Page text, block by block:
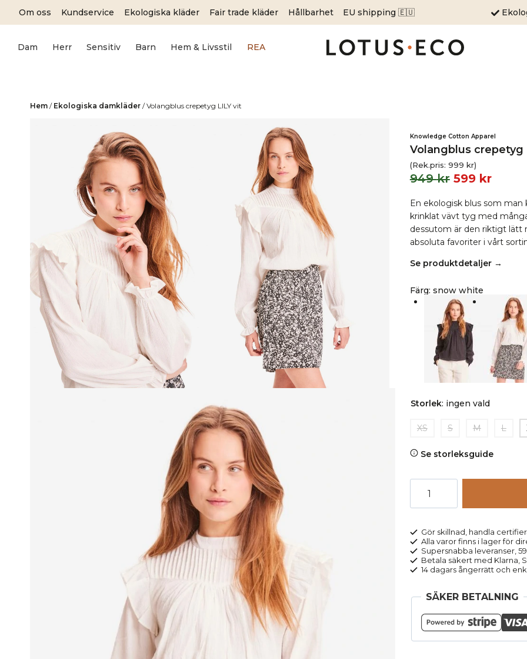
Om oss Kundservice Ekologiska kläder Fair trade kläder Hållbarhet EU shipping 🇪🇺
Dam Herr Sensitiv Barn Hem & Livsstil REA
Hem / Ekologiska damkläder /Volangblus crepetyg LILY vit
Knowledge Cotton Apparel
Volangblus crepetyg
(Rek.pris: 999 kr)
949kr 599 kr
En ekologisk blus som
krinklat vävt tyg med
dessutom är den riktigt lätt
absoluta favoriter i vårt
Se produktdetaljer →
Färg: snow white
Storlek: ingen vald
XS S M L
Se storleksguide
crepetyg
vit
mängd
Gör skillnad, handla
Alla varor finns i lager för
Supersnabba leveranser,
Betala säkert med Klarna,
14 dagars ångerrätt och
SÄKER BETALNING